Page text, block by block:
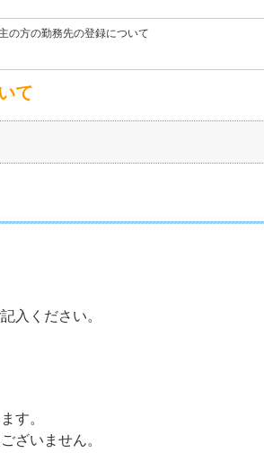
の方の勤務先の登録について
て
入ください。
す。
ざいません。